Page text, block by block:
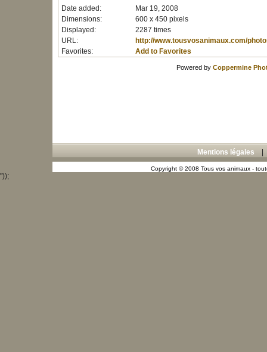
Date added:
Mar 19, 2008
Dimensions:
600 x 450 pixels
Displayed:
2287 times
URL:
http://www.tousvosanimaux.com/
Favorites:
Add to Favorites
Powered by Coppermine
Mentions légales
Copyright © 2008 Tous vos animaux -
"));